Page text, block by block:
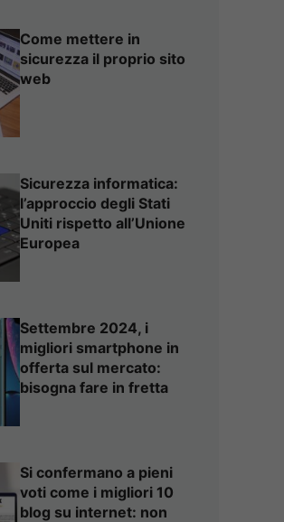
Come mettere in
sicurezza il proprio sito
web
Sicurezza informatica:
l’approccio degli Stati
Uniti rispetto all’Unione
Europea
Settembre 2024, i
migliori smartphone in
offerta sul mercato:
bisogna fare in fretta
Si confermano a pieni
voti come i migliori 10
blog su internet: non